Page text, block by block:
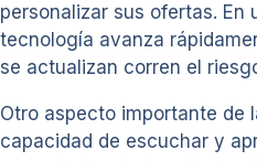
personalizar sus ofertas. En
tecnología avanza
se actualizan corren el
Otro aspecto importante de
capacidad de escuchar y